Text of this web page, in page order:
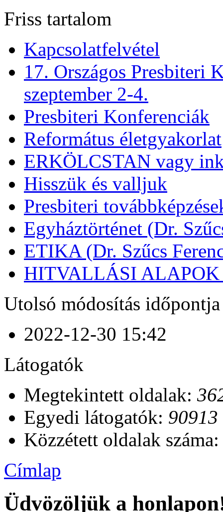
Friss tartalom
Kapcsolatfelvétel
17. Országos Presbiteri
szeptember 2-4.
Presbiteri Konferenciák
Református életgyakorlat
ERKÖLCSTAN vagy
Hisszük és valljuk
Presbiteri
Egyháztörténet (Dr.
ETIKA (Dr. Szűcs
HITVALLÁSI ALAPOK
Utolsó módosítás időpontja
2022-12-30 15:42
Látogatók
Megtekintett oldalak:
Egyedi látogatók: 90913
Közzétett oldalak
Címlap
Üdvözöljük a